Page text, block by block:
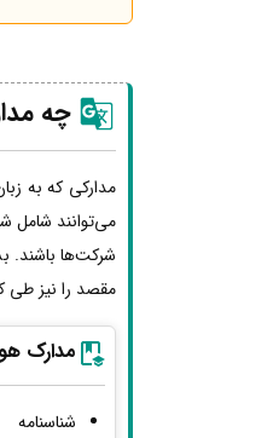
چه
مدارکی که به
می‌توانند شامل
شرکت‌ها باشند.
مقصد را نیز طی
مدارک
شناسنامه